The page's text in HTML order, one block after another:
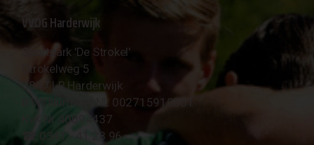
VVOG Harderwijk
Sportpark 'De Strokel'
Strokelweg 5
3847 LR Harderwijk
BTW Nummer NL 002715910B01
KvK Nr 40094437
☎︎ 0341 - 41 28 96